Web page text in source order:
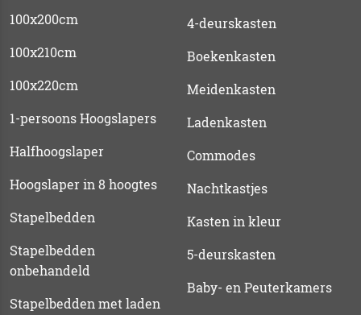
100x200cm
100x210cm
100x220cm
1-persoons Hoogslapers
Halfhoogslaper
Hoogslaper in 8 hoogtes
Stapelbedden
Stapelbedden
onbehandeld
Stapelbedden met laden
4-deurskasten
Boekenkasten
Meidenkasten
Ladenkasten
Commodes
Nachtkastjes
Kasten in kleur
5-deurskasten
Baby- en Peuterkamers